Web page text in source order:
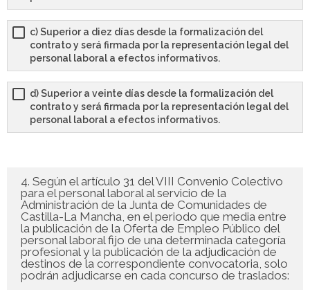
c) Superior a diez días desde la formalización del
contrato y será firmada por la representación legal del
personal laboral a efectos informativos.
d) Superior a veinte días desde la formalización del
contrato y será firmada por la representación legal del
personal laboral a efectos informativos.
4. Según el artículo 31 del VIII Convenio Colectivo
para el personal laboral al servicio de la
Administración de la Junta de Comunidades de
Castilla-La Mancha, en el periodo que media entre
la publicación de la Oferta de Empleo Público del
personal laboral fijo de una determinada categoría
profesional y la publicación de la adjudicación de
destinos de la correspondiente convocatoria, solo
podrán adjudicarse en cada concurso de traslados: